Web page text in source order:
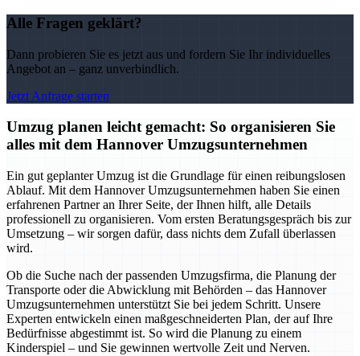
Alle Fragen geklärt?
Dann probieren Sie es jetzt aus und fordern Sie Ihr individuelles
Angebot an – ganz unverbindlich.
Jetzt Anfrage starten
Umzug planen leicht gemacht: So organisieren Sie
alles mit dem Hannover Umzugsunternehmen
Ein gut geplanter Umzug ist die Grundlage für einen reibungslosen
Ablauf. Mit dem Hannover Umzugsunternehmen haben Sie einen
erfahrenen Partner an Ihrer Seite, der Ihnen hilft, alle Details
professionell zu organisieren. Vom ersten Beratungsgespräch bis zur
Umsetzung – wir sorgen dafür, dass nichts dem Zufall überlassen
wird.
Ob die Suche nach der passenden Umzugsfirma, die Planung der
Transporte oder die Abwicklung mit Behörden – das Hannover
Umzugsunternehmen unterstützt Sie bei jedem Schritt. Unsere
Experten entwickeln einen maßgeschneiderten Plan, der auf Ihre
Bedürfnisse abgestimmt ist. So wird die Planung zu einem
Kinderspiel – und Sie gewinnen wertvolle Zeit und Nerven.